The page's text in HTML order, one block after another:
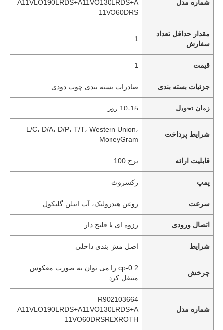
شماره مدل
A11VLO190LRDS+A11VO130LRDS+A
11VO60DRS
مقدار حداقل تعداد
سفارش
1
قیمت 1
جزئیات بسته بندی صادرات بسته بندی چوب دودی
زمان تحویل 10-15 روز
شرایط پرداخت
L/C، D/A، D/P، T/T، Western Union،
MoneyGram
قابلیت ارائه برج 100
پمپ رکسروث
سرعت روغن هیدرولیک، آب اتیلن گلیکول
اتصال ورودی رزوه ای یا فلنج دار
شرایط اصل مش بندی داخلی
چرخش
0.2-cp را می توان به صورت معکوس
منتقل کرد
شماره مدل
R902103664
A11VLO190LRDS+A11VO130LRDS+A
11VO60DRSREXROTH